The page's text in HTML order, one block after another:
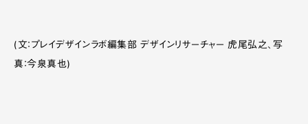
(文：プレイデザインラボ編集部 デザインリサーチャー 虎尾弘之、写
真：今泉真也)